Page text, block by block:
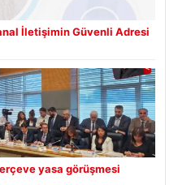
İletişimin Güvenli Adresi
yasa görüşmesi